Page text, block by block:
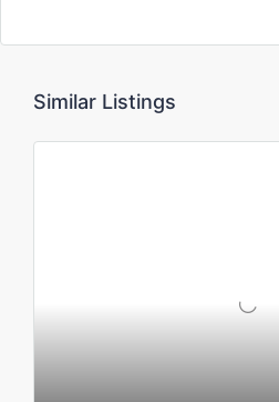
Similar Listings